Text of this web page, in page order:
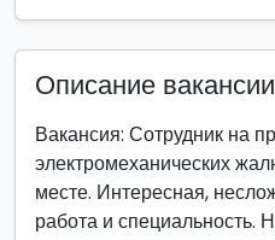
Описание вакансии
Вакансия: Сотрудник на
электромеханических
месте. Интересная,
работа и специальность.